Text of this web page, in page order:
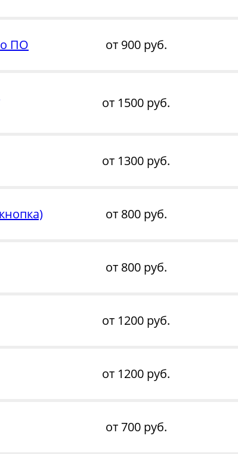
ПО от 900 руб.
от 1500 руб.
от 1300 руб.
от 800 руб.
от 800 руб.
от 1200 руб.
от 1200 руб.
от 700 руб.